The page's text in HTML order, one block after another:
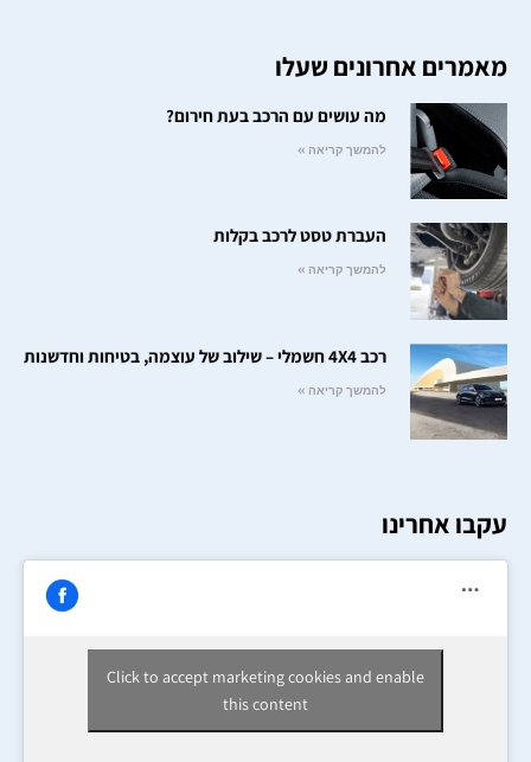
מאמרים אחרונים שעלו
מה עושים עם הרכב בעת חירום?
להמשך קריאה »
העברת טסט לרכב בקלות
להמשך קריאה »
רכב 4X4 חשמלי – שילוב של עוצמה, בטיחות וחדשנות
להמשך קריאה »
עקבו אחרינו
Click to accept marketing cookies and enable
this content